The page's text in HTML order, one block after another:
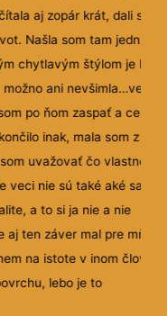
aj zopár krát, dali sa
Našla som tam jednu
chytlavým štýlom je
ani nevšimla…veľmi
po ňom zaspať a celý
inak, mala som z
uvažovať čo vlastne
veci nie sú také aké sa
a to si ja nie a nie
ten záver mal pre mňa
na istote v inom človeku
lebo je to